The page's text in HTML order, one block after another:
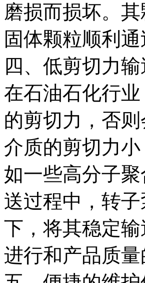
磨损而损坏。
固体颗粒顺利
四、低剪切力输
在石油石化行
的剪切力，否
介质的剪切力
如一些高分子
送过程中，转
下，将其稳定
进行和产品质